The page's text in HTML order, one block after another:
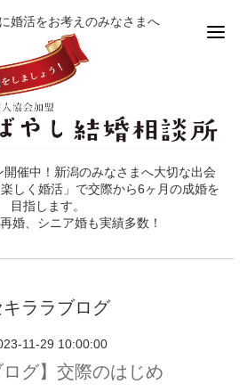
婚活をお考えのみなさまへ
催中！新潟のみなさまへ大切な出会
しく婚活」で交際から6ヶ月の成婚を
目指します。
婚、シニア婚も実績多数！
キララブログ
11-29 10:00:00
ログ】交際のはじめ